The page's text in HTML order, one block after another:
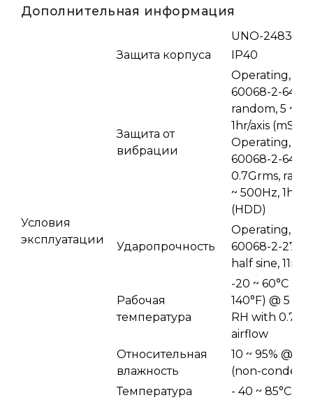
Дополнительная информация
UNO-2483G-
Условия
эксплуатации
Защита корпуса IP40
Защита от
вибрации
Operating, IEC
60068-2-64,
random, 5 ~
1hr/axis
Operating, IEC
60068-2-64,
0.7Grms,
~ 500Hz, 1hr/
(HDD)
Ударопрочность
Operating, IEC
60068-2-27,
half sine, 11ms
Рабочая
температура
-20 ~ 60°C (-4
140°F) @ 5 ~
RH with 0.7m/
airflow
Относительная
влажность
10 ~ 95% @
(non-
Температура
- 40 ~ 85°C ( -